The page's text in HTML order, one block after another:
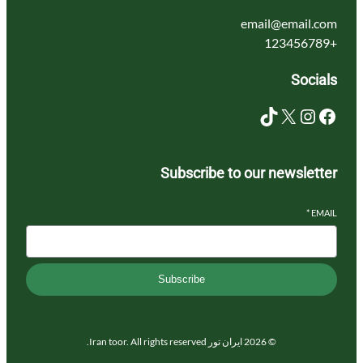
X
TikTok
Subscribe to our
Subscribe